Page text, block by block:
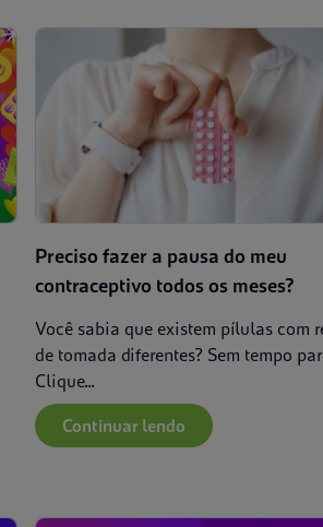
Preciso fazer a pausa do meu
contraceptivo todos os meses?
Você sabia que existem pílulas com
de tomada diferentes? Sem tempo
Clique...
Continuar lendo